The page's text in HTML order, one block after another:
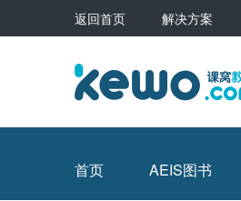
返回首页 解决方案
首页 AEIS图书